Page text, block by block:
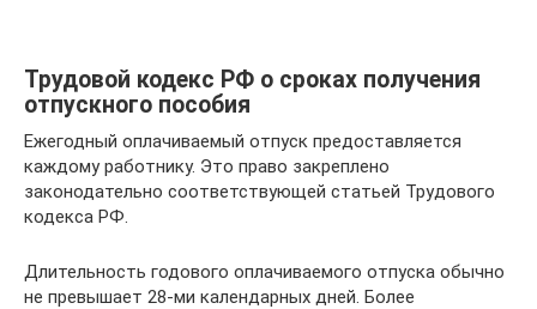
Трудовой кодекс РФ о сроках получения
отпускного пособия
Ежегодный оплачиваемый отпуск предоставляется
каждому работнику. Это право закреплено
законодательно соответствующей статьей Трудового
кодекса РФ.
Длительность годового оплачиваемого отпуска обычно
не превышает 28-ми календарных дней. Более